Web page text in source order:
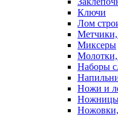
Ключи
Лом
Миксеры
Наборы
Ножи и
Ножницы